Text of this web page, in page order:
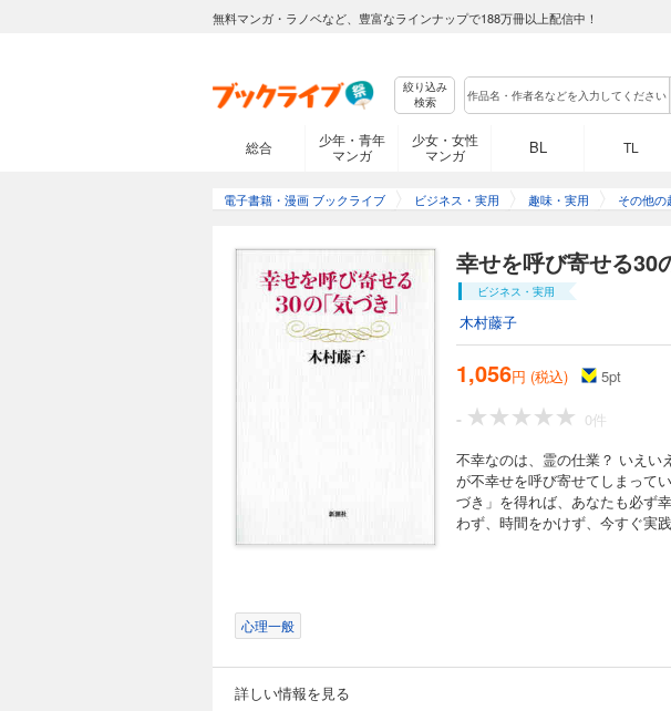
無料マンガ・ラノベなど、豊富なラインナップで188万冊以上配信中！
絞り込み
検索
総合
少年・青年
マンガ
少女・女性
マンガ
BL TL
電子書籍・漫画 ブックライブ ビジネス・実用 趣味・実用 その他の
幸せを呼び寄せる30
ビジネス・実用
木村藤子
1,056円 (税込) 5pt
-
0件
不幸なのは、霊の仕業？ いえい
が不幸せを呼び寄せてしまって
づき」を得れば、あなたも必ず
わず、時間をかけず、今すぐ実
心理一般
詳しい情報を見る